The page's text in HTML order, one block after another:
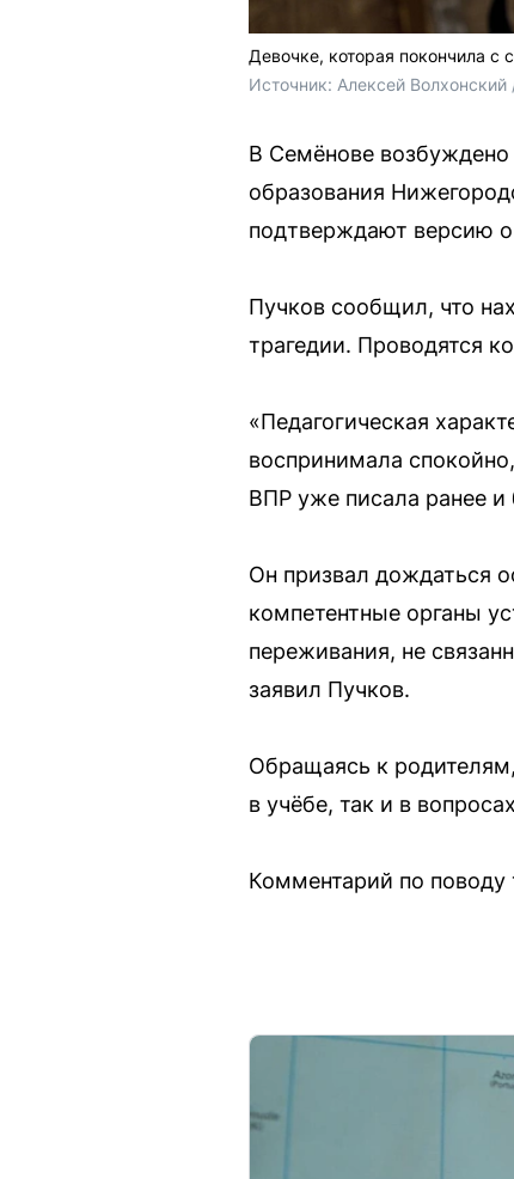
Девочке, которая покончила с
Источник: Алексей Волхонский
В Семёнове
образования
подтверждают версию
Пучков сообщил, что
трагедии. Проводятся
«Педагогическая
воспринимала
ВПР уже писала ранее
Он призвал дождаться
компетентные органы
переживания, не
заявил Пучков.
Обращаясь к
в учёбе, так и в
Комментарий по поводу